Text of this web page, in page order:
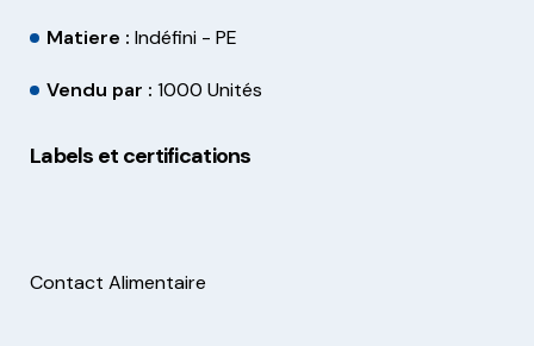
Matiere : Indéfini - PE
Vendu par : 1000 Unités
Labels et certifications
Contact Alimentaire